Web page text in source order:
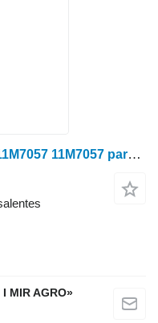
Peças sobressalentes Shplint 11M7057 11M7057 para colheitadeira de grãos John Deere 9560i
MIR AGRO»